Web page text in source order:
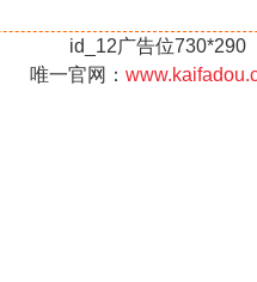
id_12广告位730*290
唯一官网：